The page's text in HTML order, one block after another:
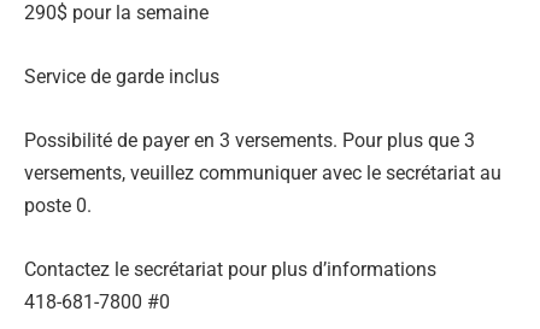
290$ pour la semaine
Service de garde inclus
Possibilité de payer en 3 versements. Pour plus que 3
versements, veuillez communiquer avec le secrétariat au
poste 0.
Contactez le secrétariat pour plus d’informations
418-681-7800 #0